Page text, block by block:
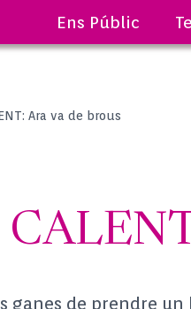
Ens Públic
Ara va de brous
ganes de prendre